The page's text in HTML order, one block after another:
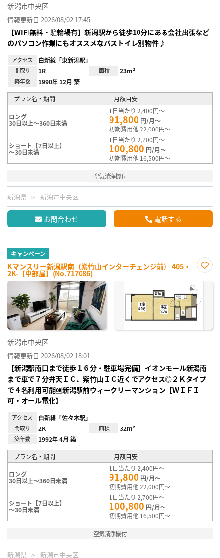
新潟市中央区
情報更新日 2026/08/02 17:45
【WIFI無料・駐輪場有】新潟駅から徒歩10分にある会社出張など
のパソコン作業にもオススメなバストイレ別物件♪
アクセス 白新線「東新潟駅」
間取り 1R 面積 23m²
築年数 1990年 12月 築
プラン名・期間 月額目安
ロング
30日以上～360日未満
1日当たり 2,400円～
91,800 円/月～
初期費用他 22,000円～
ショート【7日以上】
～30日未満
1日当たり 2,700円～
100,800 円/月～
初期費用他 16,500円～
空気清浄機付
新潟県 新潟市中央区
お問合わせ 電話する
キャンペーン
Kマンスリー新潟駅南（紫竹山インターチェンジ前） 405・
2K-【中部屋】(No.717086)
に入
録
新潟市中央区
情報更新日 2026/08/02 18:01
【新潟駅南口まで徒歩１６分・駐車場完備】イオンモール新潟南
まで車で７分弁天ＩＣ、紫竹山ＩＣ近くでアクセス◎２Ｋタイプ
で４名利用可能🆗新潟駅前ウィークリーマンション【ＷＩＦＩ
可・オール電化】
アクセス 白新線「佐々木駅」
間取り 2K 面積 32m²
築年数 1992年 4月 築
プラン名・期間 月額目安
ロング
30日以上～360日未満
1日当たり 2,400円～
91,800 円/月～
初期費用他 22,000円～
ショート【7日以上】
～30日未満
1日当たり 2,700円～
100,800 円/月～
初期費用他 16,500円～
空気清浄機付
新潟県 新潟市中央区